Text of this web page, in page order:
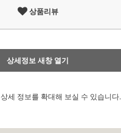
상품리뷰
상세정보 새창 열기
상세 정보를 확대해 보실 수 있습니다.